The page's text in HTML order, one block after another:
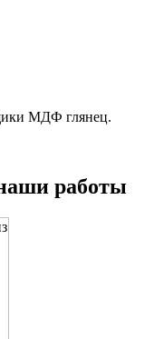
МДФ глянец.
работы